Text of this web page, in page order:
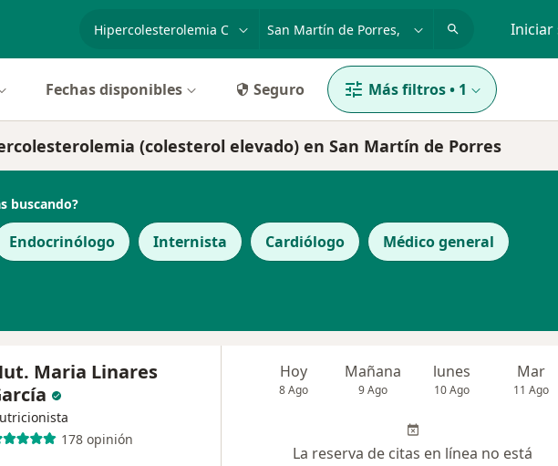
especialidad, enfermedad o nombre
p. ej. Lima Iniciar
Fechas disponibles Seguro Más filtros• 1
(colesterol elevado) en San Martín de Porres
buscando?
Endocrinólogo Internista Cardiólogo Médico general
Maria Linares
178 opinión
Hoy
8 Ago
Mañana
9 Ago
lunes
10 Ago
Mar
11 Ago
La reserva de citas en línea no está